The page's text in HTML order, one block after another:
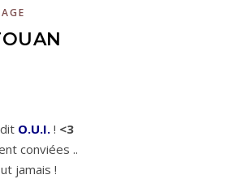
O.U.I. ! <3
conviées ..
jamais !